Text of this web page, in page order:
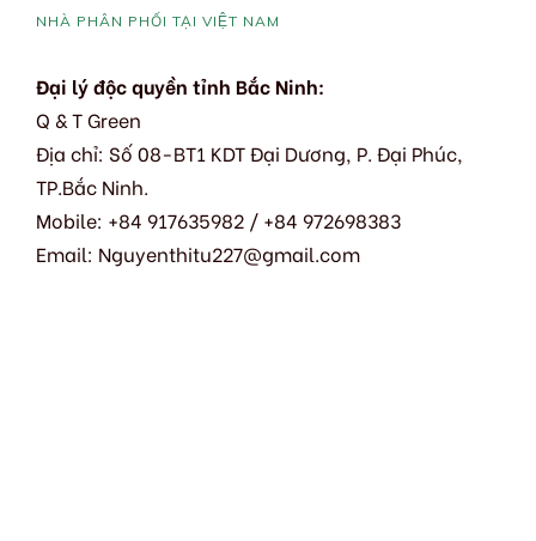
NHÀ PHÂN PHỐI TẠI VIỆT NAM
Đại lý độc quyền tỉnh Bắc Ninh:
Q & T Green
Địa chỉ: Số 08-BT1 KDT Đại Dương, P. Đại Phúc,
TP.Bắc Ninh.
Mobile: +84 917635982 / +84 972698383
Email: Nguyenthitu227@gmail.com